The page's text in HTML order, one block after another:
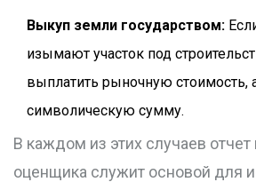
Выкуп земли государством:
изымают участок под
выплатить рыночную стоимость,
символическую сумму.
В каждом из этих случаев
оценщика служит основой для